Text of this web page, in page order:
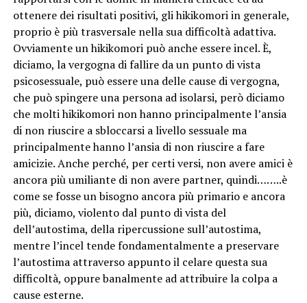
ottenere dei risultati positivi, glihikikomori in generale,
proprio è più trasversale nella sua difficoltà adattiva.
Ovviamente un hikikomori può anche essere incel. È,
diciamo, la vergogna di fallire da un punto di vista
psicosessuale, può essere una delle cause di vergogna,
che può spingere una persona ad isolarsi, però diciamo
che molti hikikomori non hanno principalmente l’ansia
di non riuscire a sbloccarsi a livello sessuale ma
principalmente hanno l’ansia di non riuscire a fare
amicizie. Anche perché, per certi versi, non avere amici è
ancora più umiliante di non avere partner, quindi……..è
come se fosse un bisogno ancora più primario e ancora
più, diciamo, violento dal punto di vista del
dell’autostima, della ripercussione sull’autostima,
mentre l’incel tende fondamentalmente a preservare
l’autostima attraverso appunto il celare questa sua
difficoltà, oppure banalmente ad attribuire la colpa a
cause esterne.